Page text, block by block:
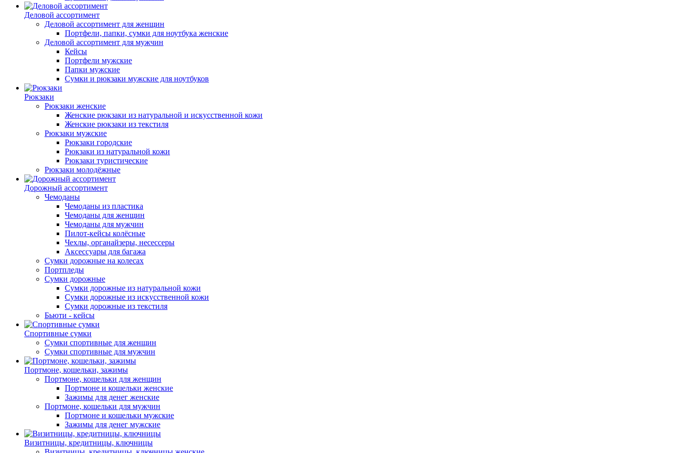
Деловой ассортимент
Деловой ассортимент для женщин
Портфели, папки, сумки для ноутбука женские
Деловой ассортимент для мужчин
Кейсы
Портфели мужские
Папки мужские
Сумки и рюкзаки мужские для ноутбуков
Рюкзаки
Рюкзаки женские
Женские рюкзаки из натуральной и искусственной кожи
Женские рюкзаки из текстиля
Рюкзаки мужские
Рюкзаки городские
Рюкзаки из натуральной кожи
Рюкзаки туристические
Рюкзаки молодёжные
Дорожный ассортимент
Чемоданы
Чемоданы из пластика
Чемоданы для женщин
Чемоданы для мужчин
Пилот-кейсы колёсные
Чехлы, органайзеры, несессеры
Аксессуары для багажа
Сумки дорожные на колесах
Портпледы
Сумки дорожные
Сумки дорожные из натуральной кожи
Сумки дорожные из искусственной кожи
Сумки дорожные из текстиля
Бьюти - кейсы
Спортивные сумки
Сумки спортивные для женщин
Сумки спортивные для мужчин
Портмоне, кошельки, зажимы
Портмоне, кошельки для женщин
Портмоне и кошельки женские
Зажимы для денег женские
Портмоне, кошельки для мужчин
Портмоне и кошельки мужские
Зажимы для денег мужские
Визитницы, кредитницы, ключницы